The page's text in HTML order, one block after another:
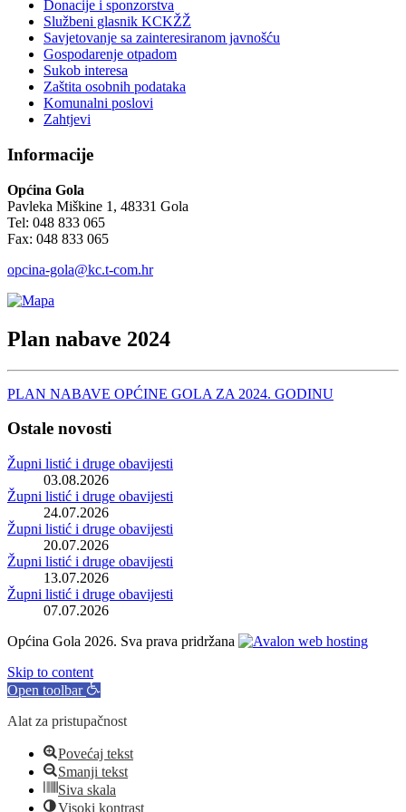
Donacije i sponzorstva
Službeni glasnik KCKŽŽ
Savjetovanje sa zainteresiranom javnošću
Gospodarenje otpadom
Sukob interesa
Zaštita osobnih podataka
Komunalni poslovi
Zahtjevi
Informacije
Općina Gola
Pavleka Miškine 1, 48331 Gola
Tel: 048 833 065
Fax: 048 833 065
opcina-gola@kc.t-com.hr
Plan nabave 2024
PLAN NABAVE OPĆINE GOLA ZA 2024. GODINU
Ostale novosti
Župni listić i druge obavijesti
03.08.2026
Župni listić i druge obavijesti
24.07.2026
Župni listić i druge obavijesti
20.07.2026
Župni listić i druge obavijesti
13.07.2026
Župni listić i druge obavijesti
07.07.2026
Općina Gola 2026. Sva prava pridržana
Skip to content
Open toolbar
Alat za pristupačnost
Povećaj tekst
Smanji tekst
Siva skala
Visoki kontrast